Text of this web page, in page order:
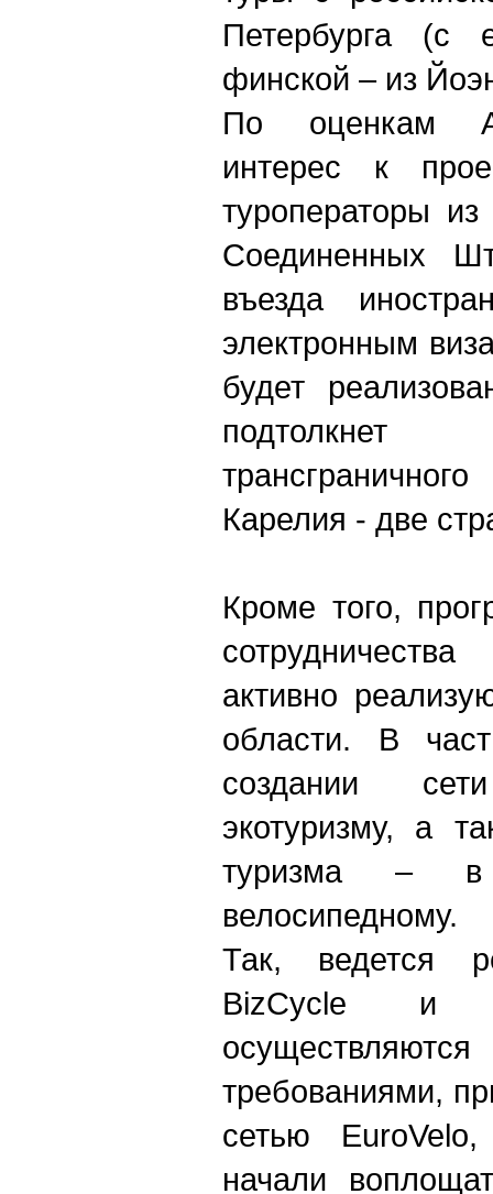
Петербурга (с
финской – из
По оценкам
интерес к
туроператоры
Соединенных
въезда
электронным
будет
Карелия - две
Кроме того,
активно
области. В
создании
экотуризму, а
туризма – в
велосипедному.
Так, ведется
BizCycle и
требованиями,
сетью
начали